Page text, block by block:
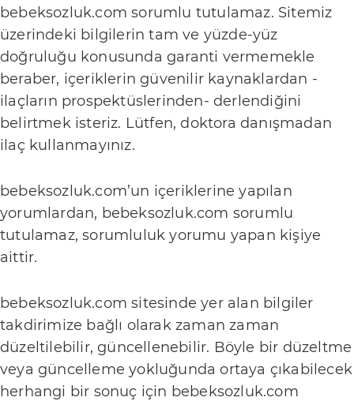
ğ
u
m
B
e
b
k
A
n
e
S
a
ğ
bebeksozluk.com sorumlu tutulamaz. Sitemiz
üzerindeki bilgilerin tam ve yüzde-yüz
doğruluğu konusunda garanti vermemekle
beraber, içeriklerin güvenilir kaynaklardan -
ilaçların prospektüslerinden- derlendiğini
belirtmek isteriz. Lütfen, doktora danışmadan
ilaç kullanmayınız.
bebeksozluk.com’un içeriklerine yapılan
yorumlardan, bebeksozluk.com sorumlu
tutulamaz, sorumluluk yorumu yapan kişiye
aittir.
bebeksozluk.com sitesinde yer alan bilgiler
takdirimize bağlı olarak zaman zaman
düzeltilebilir, güncellenebilir. Böyle bir düzeltme
veya güncelleme yokluğunda ortaya çıkabilecek
herhangi bir sonuç için bebeksozluk.com